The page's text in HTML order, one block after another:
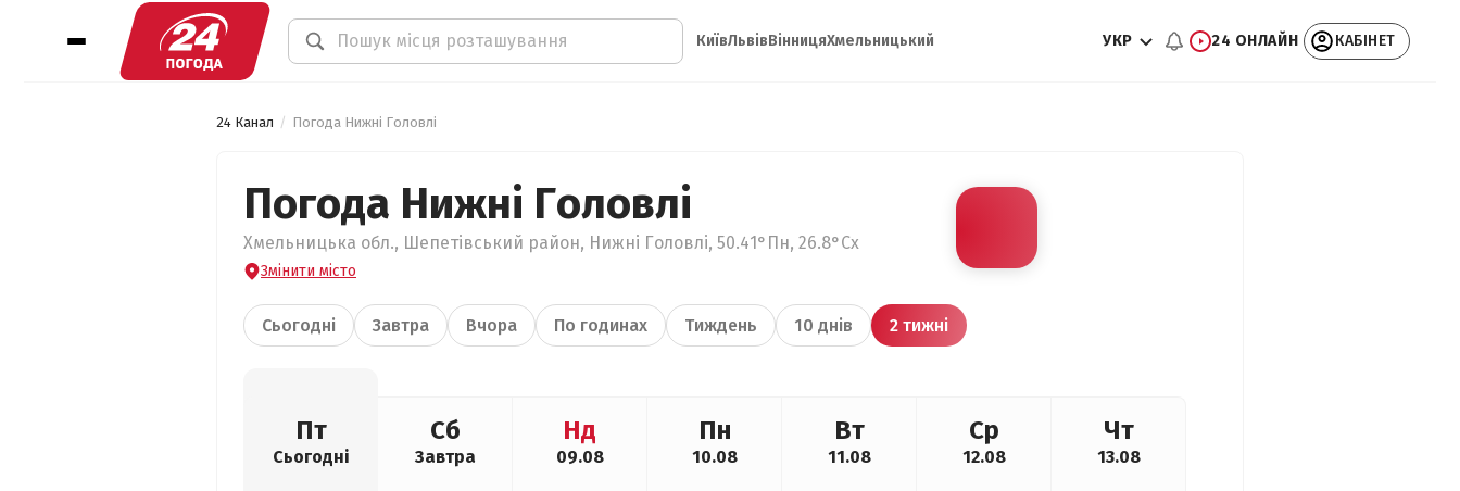
КиївЛьвівВінницяХмельницький УКР 24 ОНЛАЙН КАБІНЕТ
24 Канал Погода Нижні Головлі
Погода Нижні Головлі
Хмельницька обл., Шепетівський район, Нижні Головлі, 50.41°Пн, 26.8°Сх
Змінити місто
Сьогодні Завтра Вчора По годинах Тиждень 10 днів 2 тижні
Пт
Сьогодні
Сб
Завтра
Нд
09.08
Пн
10.08
Вт
11.08
Ср
12.08
Чт
13.08